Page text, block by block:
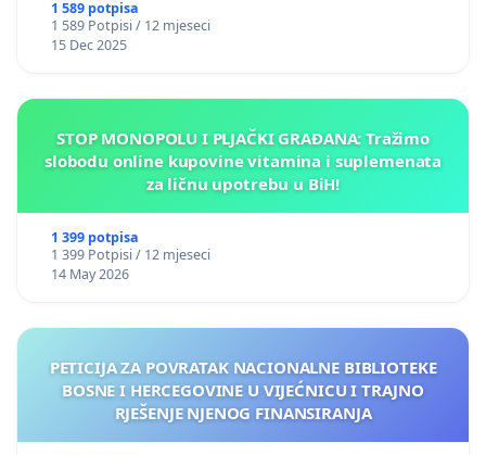
1 589 potpisa
1 589 Potpisi / 12 mjeseci
15 Dec 2025
STOP MONOPOLU I PLJAČKI GRAĐANA: Tražimo
slobodu online kupovine vitamina i suplemenata
za ličnu upotrebu u BiH!
1 399 potpisa
1 399 Potpisi / 12 mjeseci
14 May 2026
PETICIJA ZA POVRATAK NACIONALNE BIBLIOTEKE
BOSNE I HERCEGOVINE U VIJEĆNICU I TRAJNO
RJEŠENJE NJENOG FINANSIRANJA